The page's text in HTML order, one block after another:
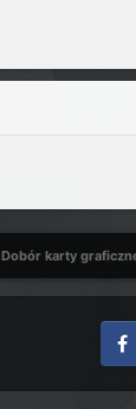
Dobór karty